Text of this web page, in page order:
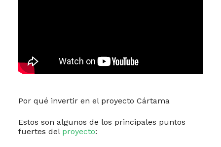
Por qué invertir en el proyecto Cártama
Estos son algunos de los principales puntos
fuertes del proyecto: